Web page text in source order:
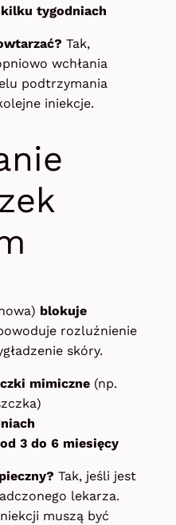
tygodniach
Tak,
wchłania
podtrzymania
iniekcje.
blokuje
rozluźnienie
skóry.
mimiczne (np.
3 do 6 miesięcy
Tak, jeśli jest
lekarza.
muszą być